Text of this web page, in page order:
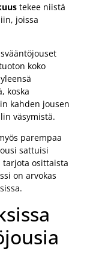
tekee niistä
joissa
koko
koska
kahden jousen
väsymistä.
parempaa
sattuisi
tarjota osittaista
on arvokas